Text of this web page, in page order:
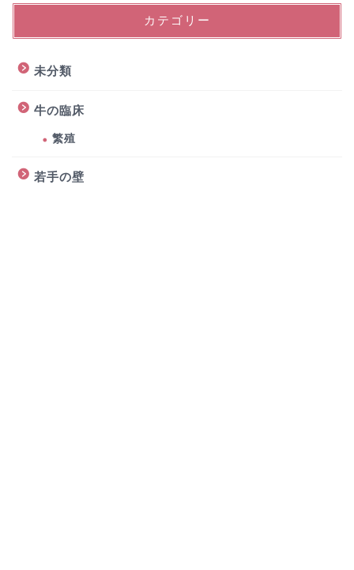
カテゴリー
未分類
牛の臨床
繁殖
若手の壁